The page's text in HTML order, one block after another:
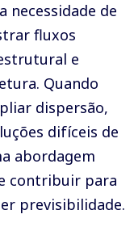
de
fluxos
e
Quando
dispersão,
difíceis de
abordagem
contribuir para
previsibilidade.